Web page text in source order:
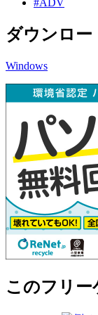
ダウンロー
Windows
このフリ